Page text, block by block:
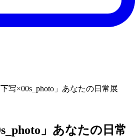
下写×00s_photo」あなたの日常展
s photo 」 あなたの 日 常